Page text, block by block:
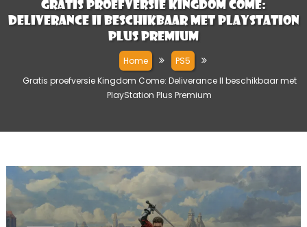
Gratis proefversie Kingdom Come:
Deliverance II beschikbaar met PlayStation
Plus Premium
Home
PS5
Gratis proefversie Kingdom Come: Deliverance II beschikbaar met
PlayStation Plus Premium